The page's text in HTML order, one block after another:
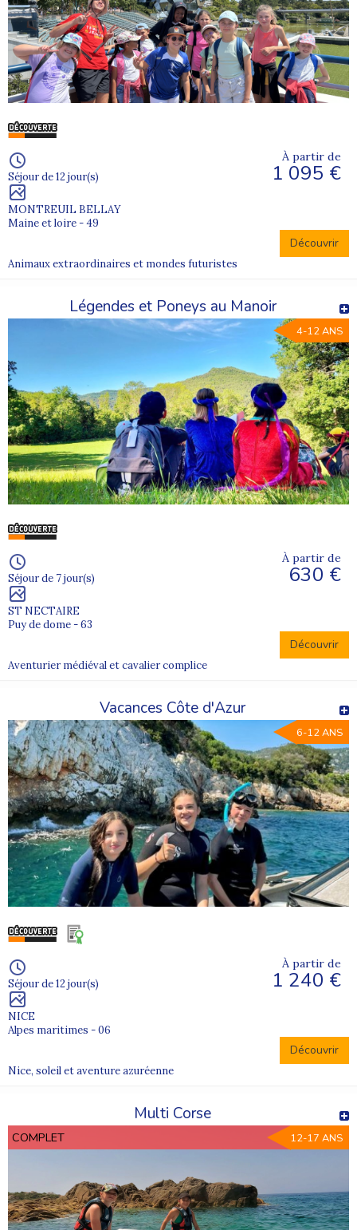
Séjour de 12 jour(s)
MONTREUIL BELLAY
Maine et loire - 49
À partir de
1 095 €
Découvrir
Animaux extraordinaires et mondes futuristes
Légendes et Poneys au Manoir
4-12 ANS
Séjour de 7 jour(s)
ST NECTAIRE
Puy de dome - 63
À partir de
630 €
Découvrir
Aventurier médiéval et cavalier complice
Vacances Côte d'Azur
6-12 ANS
Séjour de 12 jour(s)
NICE
Alpes maritimes - 06
À partir de
1 240 €
Découvrir
Nice, soleil et aventure azuréenne
Multi Corse
COMPLET 12-17 ANS